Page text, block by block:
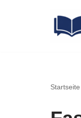
Startseite